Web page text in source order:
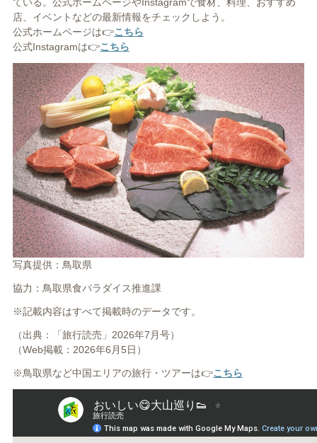
店、イベントなどの最新情報をチェックしよう。
公式ホームページは👉こちら
公式Instagramは👉こちら
写真提供：鳥取県
協力：鳥取県食パラダイス推進課
※記載内容はすべて掲載時のデータです。
（出典：「旅行読売」2026年7月号）
（Web掲載：2026年6月5日）
※鳥取県など中国エリアの旅行・ツアーは👉こちら